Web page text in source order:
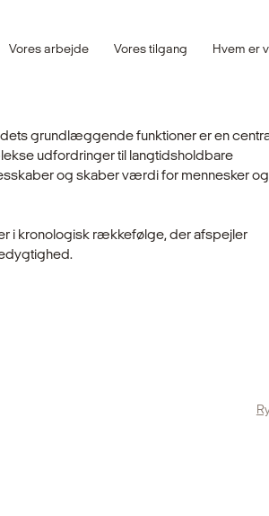
Vores arbejde Vores tilgang Hvem er
grundlæggende funktioner er en
udfordringer til langtidsholdbare
og skaber værdi for mennesker og
i kronologisk rækkefølge, der afspejler